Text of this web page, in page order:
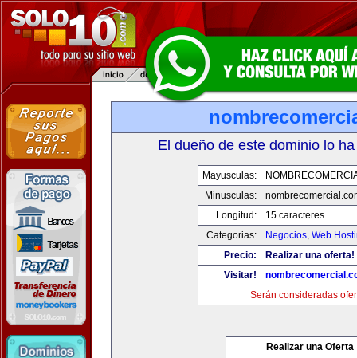
El dueño de este dominio lo
Mayusculas:
Minusculas:
Longitud:
15 caracteres
Categorias:
Negocios, Web
Precio:
Realizar una oferta!
Visitar!
Serán consideradas
Realizar una Oferta